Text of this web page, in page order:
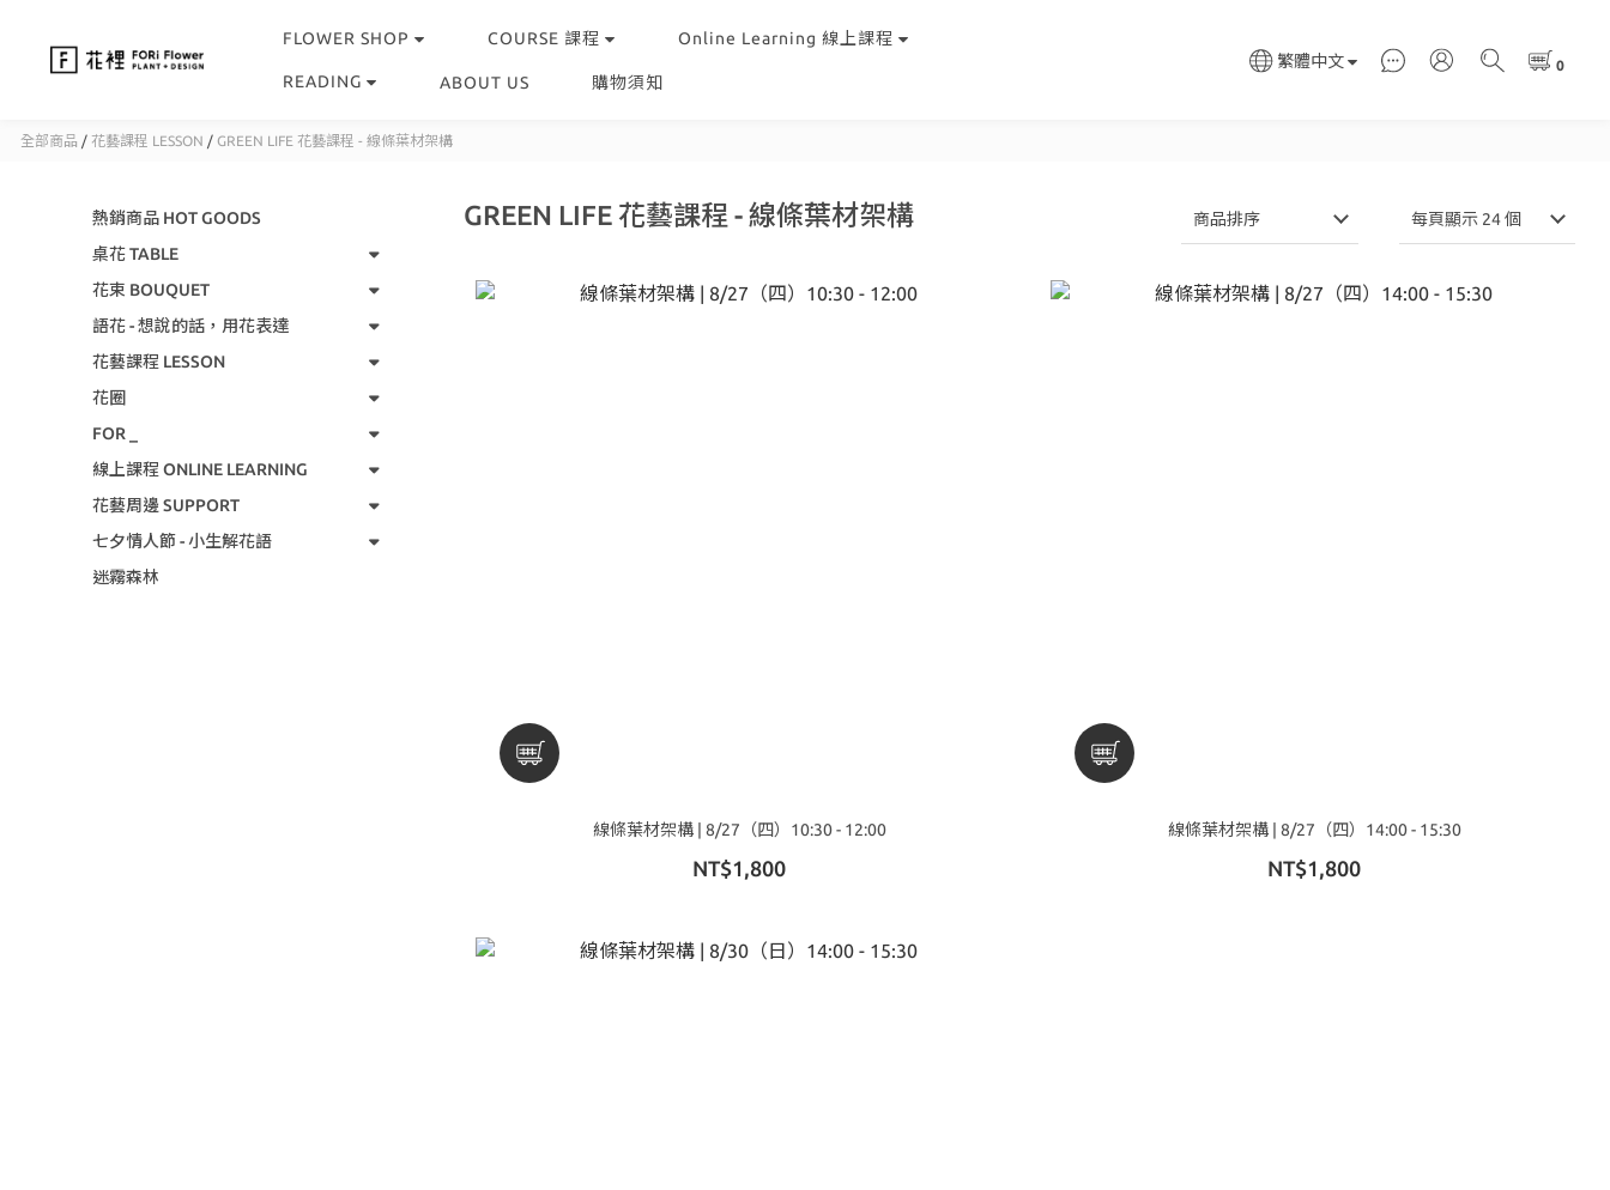
FLOWER SHOP COURSE 課程 Online Learning 線上課程
READING ABOUT US 購物須知
繁體中文
全部商品 / 花藝課程 LESSON / GREEN LIFE 花藝課程 - 線條葉材架構
熱銷商品 HOT GOODS
桌花 TABLE
花束 BOUQUET
語花 - 想說的話，用花表達
花藝課程 LESSON
花圈
FOR _
線上課程 ONLINE LEARNING
花藝周邊 SUPPORT
七夕情人節 - 小生解花語
迷霧森林
GREEN LIFE 花藝課程 - 線條葉材架構 商品排序 每頁顯示 24 個
線條葉材架構 | 8/27（四）10:30 - 12:00
NT$1,800
線條葉材架構 | 8/27（四）14:00 - 15:30
NT$1,800